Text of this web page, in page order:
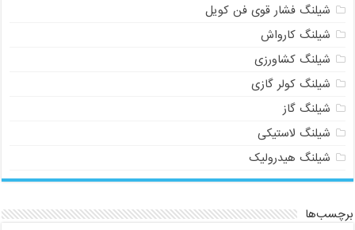
شیلنگ فشار قوی فن کویل
شیلنگ کارواش
شیلنگ کشاورزی
شیلنگ کولر گازی
شیلنگ گاز
شیلنگ لاستیکی
شیلنگ هیدرولیک
برچسب‌ها